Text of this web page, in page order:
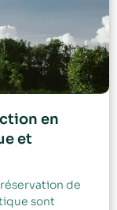
en
et
de
sont